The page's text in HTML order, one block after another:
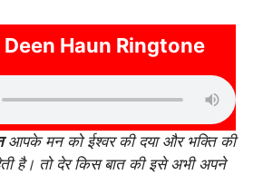
Deen Haun Ringtone
आपके मन को ईश्वर की दया और भक्ति की
है। तो देर किस बात की इसे अभी अपने